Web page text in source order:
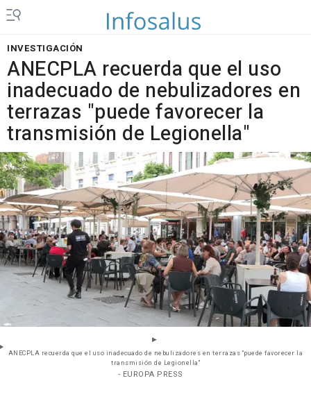
INVESTIGACIÓN
ANECPLA recuerda que el uso
inadecuado de nebulizadores en
terrazas "puede favorecer la
transmisión de Legionella"
ANECPLA recuerda que el uso inadecuado de nebulizadores en terrazas "puede favorecer la
transmisión de Legionella"
- EUROPA PRESS